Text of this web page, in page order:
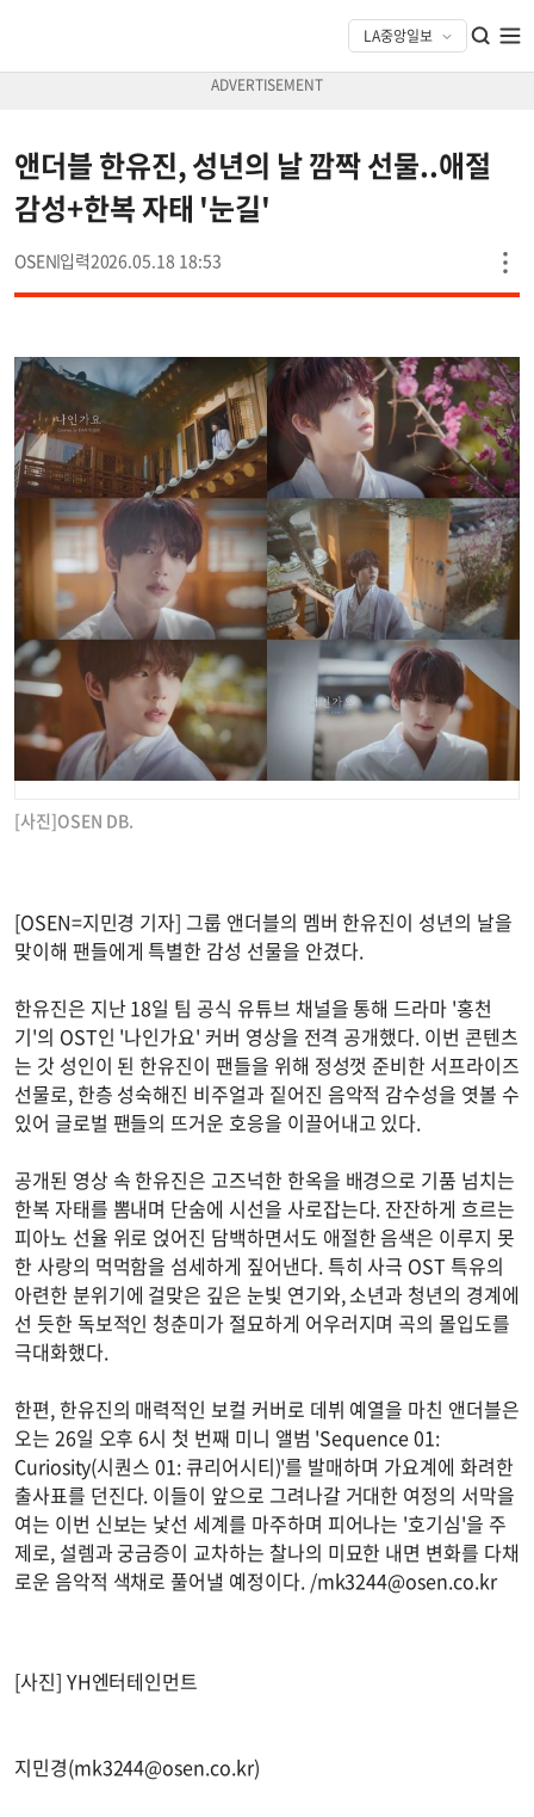
앤더블 한유진, 성년의 날 깜짝 선물..애절
감성+한복 자태 '눈길'
OSEN 2026.05.18 18:53
[사진]OSEN DB.
[OSEN=지민경 기자] 그룹 앤더블의 멤버 한유진이 성년의 날을
맞이해 팬들에게 특별한 감성 선물을 안겼다.
한유진은 지난 18일 팀 공식 유튜브 채널을 통해 드라마 '홍천
기'의 OST인 '나인가요' 커버 영상을 전격 공개했다. 이번 콘텐츠
는 갓 성인이 된 한유진이 팬들을 위해 정성껏 준비한 서프라이즈
선물로, 한층 성숙해진 비주얼과 짙어진 음악적 감수성을 엿볼 수
있어 글로벌 팬들의 뜨거운 호응을 이끌어내고 있다.
공개된 영상 속 한유진은 고즈넉한 한옥을 배경으로 기품 넘치는
한복 자태를 뽐내며 단숨에 시선을 사로잡는다. 잔잔하게 흐르는
피아노 선율 위로 얹어진 담백하면서도 애절한 음색은 이루지 못
한 사랑의 먹먹함을 섬세하게 짚어낸다. 특히 사극 OST 특유의
아련한 분위기에 걸맞은 깊은 눈빛 연기와, 소년과 청년의 경계에
선 듯한 독보적인 청춘미가 절묘하게 어우러지며 곡의 몰입도를
극대화했다.
한편, 한유진의 매력적인 보컬 커버로 데뷔 예열을 마친 앤더블은
오는 26일 오후 6시 첫 번째 미니 앨범 'Sequence 01:
Curiosity(시퀀스 01: 큐리어시티)'를 발매하며 가요계에 화려한
출사표를 던진다. 이들이 앞으로 그려나갈 거대한 여정의 서막을
여는 이번 신보는 낯선 세계를 마주하며 피어나는 '호기심'을 주
제로, 설렘과 궁금증이 교차하는 찰나의 미묘한 내면 변화를 다채
로운 음악적 색채로 풀어낼 예정이다. /mk3244@osen.co.kr
[사진] YH엔터테인먼트
지민경(mk3244@osen.co.kr)